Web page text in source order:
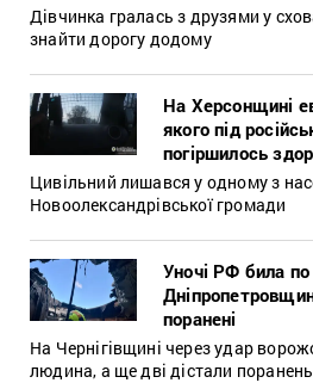
Дівчинка гралась з друзями у
знайти дорогу додому
На Херсонщині
якого під
погіршилось
Цивільний лишався у одному з
Новоолександрівської громади
Уночі РФ била по
поранені
На Чернігівщині через удар
людина, а ще дві дістали поранень